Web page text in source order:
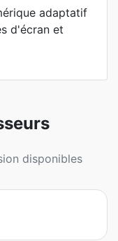
adaptatif
d'écran et
disponibles